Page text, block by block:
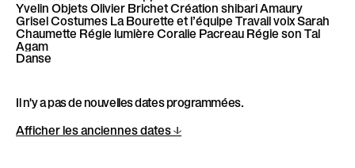
Yvelin ObjetsOlivier BrichetCréation shibari Amaury
GriselCostumes La Bourette et l’équipe TravailvoixSarah
Chaumette Régie lumière Coralie Pacreau Régie son Tal
Agam
Danse
Il n'y a pas de nouvelles dates programmées.
Afficher les anciennes dates